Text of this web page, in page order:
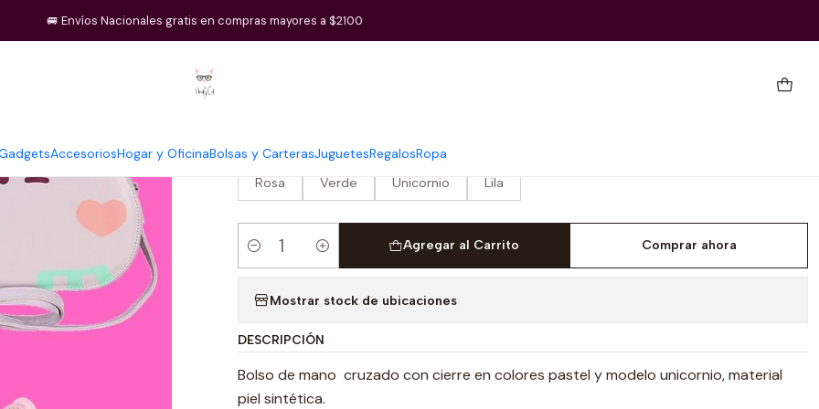
AccesoriosHogar y OficinaBolsas y CarterasJuguetesRegalosRopa
🚐 Envíos Nacionales gratis en compras mayores a $2100
Inicio Pusheen Bolsa cruzada
COLOR
Rosa Verde Unicornio Lila
Cantidad
Agregar al Carrito Comprar ahora
Mostrar stock de ubicaciones
DESCRIPCIÓN
Bolso de mano cruzado con cierre en colores pastel y modelo unicornio, material
piel sintética.